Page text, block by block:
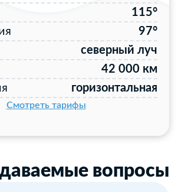
115°
97°
северный луч
42 000 км
горизонтальная
Смотреть тарифы
вопросы